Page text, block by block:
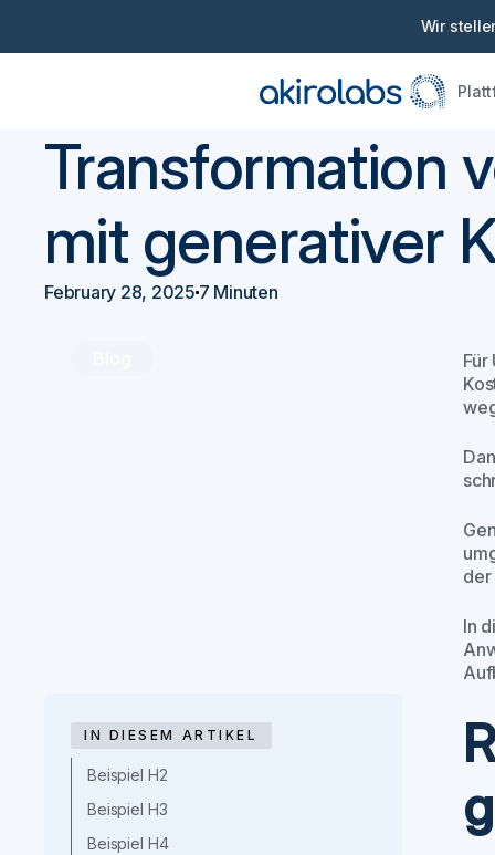
Wir
Transformation
mit generativer
February 28, 20257 Minuten
IN DIESEM ARTIKEL
Beispiel H2
Beispiel H3
Beispiel H4
der
In